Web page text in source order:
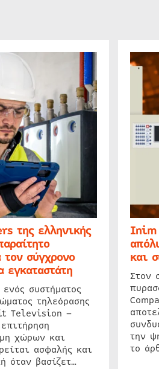
της ελληνικής
τον σύγχρονο
εγκαταστάτη
συστήματος
τηλεόρασης
Television –
χώρων και
ασφαλής και
όταν βασίζετ…
Inim
και
Στον
την
το